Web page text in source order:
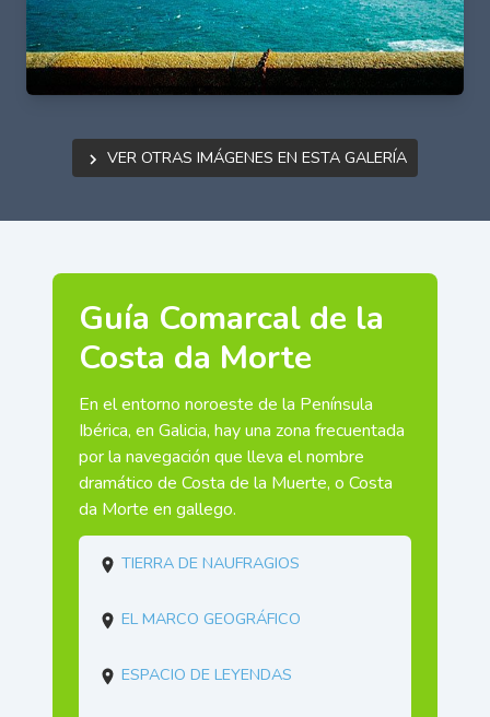
Ver otras imágenes en esta galería
Guía Comarcal de la
Costa da Morte
En el entorno noroeste de la Península
Ibérica, en Galicia, hay una zona frecuentada
por la navegación que lleva el nombre
dramático de Costa de la Muerte, o Costa
da Morte en gallego.
Tierra de Naufragios
El marco geográfico
Espacio de leyendas